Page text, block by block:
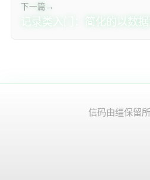
下一篇 →
Java记录类入门：简化的以数据
© 2026 信码由缰. 保